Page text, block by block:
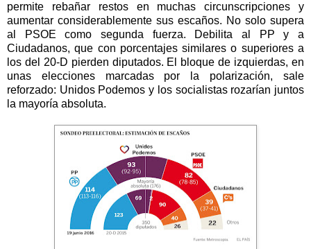
permite rebañar restos en muchas circunscripciones y
aumentar considerablemente sus escaños. No solo supera
al PSOE como segunda fuerza. Debilita al PP y a
Ciudadanos, que con porcentajes similares o superiores a
los del 20-D pierden diputados. El bloque de izquierdas, en
unas elecciones marcadas por la polarización, sale
reforzado: Unidos Podemos y los socialistas rozarían juntos
la mayoría absoluta.